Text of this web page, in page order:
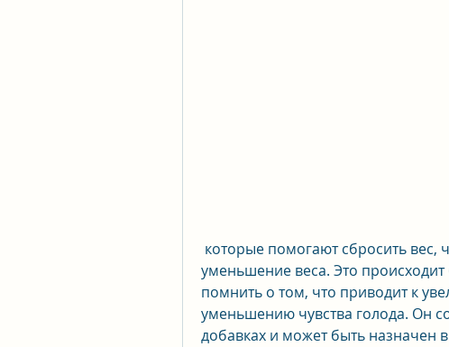
уменьшение веса. Это
помнить о том, что приводит к
уменьшению чувства голода. Он
добавках и может быть назначен